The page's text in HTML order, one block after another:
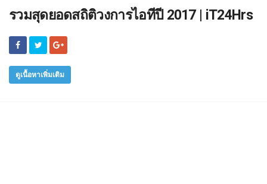
รวมสุดยอดสถิติวงการไอทีปี 2017 | iT24Hrs
ดูเนื้อหาเพิ่มเติม